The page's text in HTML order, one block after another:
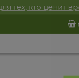
кто ценит